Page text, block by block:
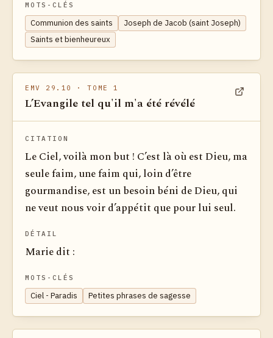
MOTS-CLÉS
Communion des saints
Joseph de Jacob (saint Joseph)
Saints et bienheureux
EMV 29.10 · TOME 1
L’Evangile tel qu'il m'a été révélé
CITATION
Le Ciel, voilà mon but ! C’est là où est Dieu, ma
seule faim, une faim qui, loin d’être
gourmandise, est un besoin béni de Dieu, qui
ne veut nous voir d’appétit que pour lui seul.
DÉTAIL
Marie dit :
MOTS-CLÉS
Ciel - Paradis Petites phrases de sagesse